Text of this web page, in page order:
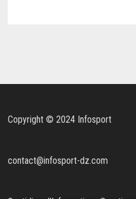
Copyright © 2024 Infosport
contact@infosport-dz.com